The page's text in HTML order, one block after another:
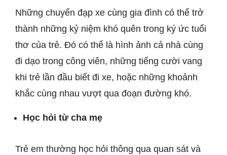
Những chuyến đạp xe cùng gia đình có thể trở
thành những kỷ niệm khó quên trong ký ức tuổi
thơ của trẻ. Đó có thể là hình ảnh cả nhà cùng
đi dạo trong công viên, những tiếng cười vang
khi trẻ lần đầu biết đi xe, hoặc những khoảnh
khắc cùng nhau vượt qua đoạn đường khó.
Học hỏi từ cha mẹ
Trẻ em thường học hỏi thông qua quan sát và